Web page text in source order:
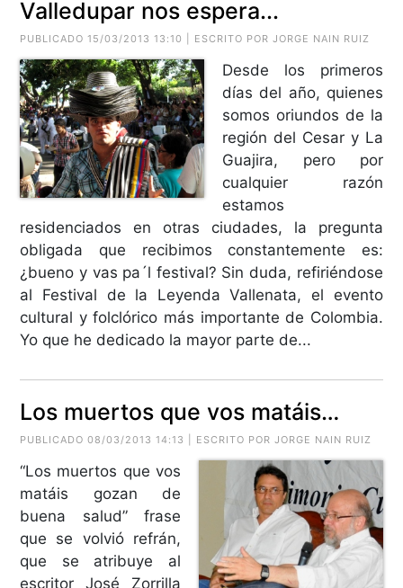
Valledupar nos espera...
PUBLICADO 15/03/2013 13:10 | ESCRITO POR JORGE NAIN RUIZ
Desde los primeros
días del año, quienes
somos oriundos de la
región del Cesar y La
Guajira, pero por
cualquier razón
estamos
residenciados en otras ciudades, la pregunta
obligada que recibimos constantemente es:
¿bueno y vas pa´l festival? Sin duda, refiriéndose
al Festival de la Leyenda Vallenata, el evento
cultural y folclórico más importante de Colombia.
Yo que he dedicado la mayor parte de...
Los muertos que vos matáis…
PUBLICADO 08/03/2013 14:13 | ESCRITO POR JORGE NAIN RUIZ
“Los muertos que vos
matáis gozan de
buena salud” frase
que se volvió refrán,
que se atribuye al
escritor José Zorrilla